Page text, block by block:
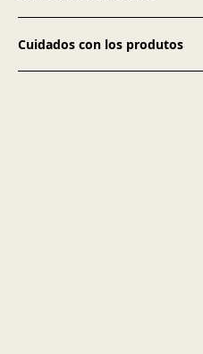
Cuidados con los produtos